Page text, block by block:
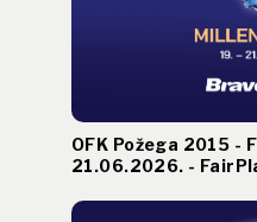
OFK Požega 2015 -
21.06.2026. -